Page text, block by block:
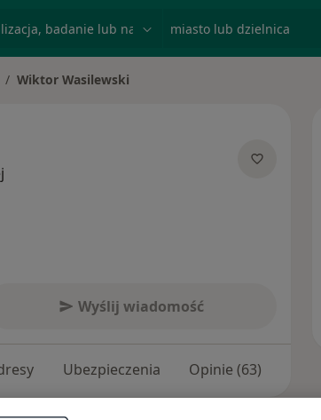
miasto
Wiktor Wasilewski
Wyślij wiadomość
Ubezpieczenia Opinie (63)